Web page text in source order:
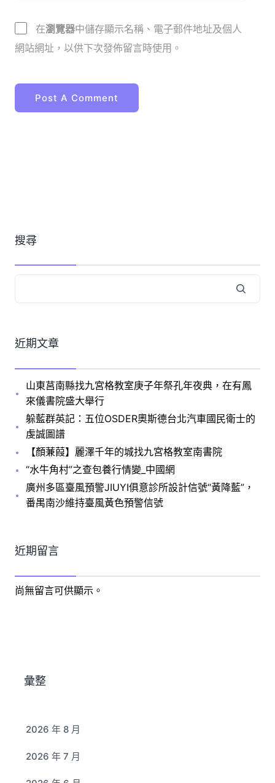
在瀏覽器中儲存顯示名稱、電子郵件地址及個人
網站網址，以供下次發佈留言時使用。
搜尋
近期文章
山東莒南縣找九宮格教室庚子年祭孔年夜典，在有鳳
來儀書院盛大舉行
躲藍群英記：五位OSDER奧斯德台北汽車國民衛士的
虔誠圖譜
【顏蒹葭】麗澤千年的城找九宮格教室南書院
“水牛角村”之查包養行情變_中國網
廣州多區臺風預警JIUYI俱意診所設計信號“黃降藍”，
番禺南沙維持臺風黃色預警信號
近期留言
尚無留言可供顯示。
彙整
2026 年 8 月
2026 年 7 月